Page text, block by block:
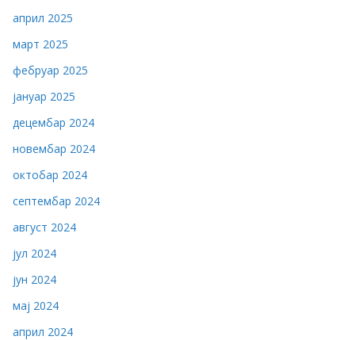
април 2025
март 2025
фебруар 2025
јануар 2025
децембар 2024
новембар 2024
октобар 2024
септембар 2024
август 2024
јул 2024
јун 2024
мај 2024
април 2024